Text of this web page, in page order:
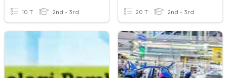
10 T 2nd - 3rd 20 T 2nd - 3rd